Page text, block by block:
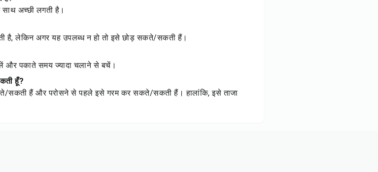
साथ अच्छी लगती है।
है, लेकिन अगर यह उपलब्ध न हो तो इसे छोड़ सकते/सकती हैं।
और पकाते समय ज्यादा चलाने से बचें।
हूँ?
सकती हैं और परोसने से पहले इसे गरम कर सकते/सकती हैं। हालांकि, इसे ताजा